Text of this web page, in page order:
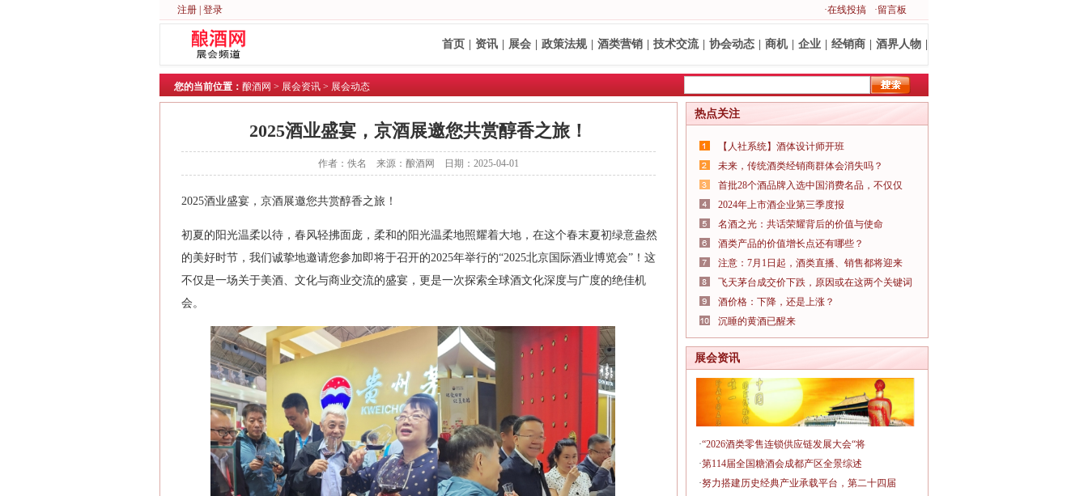
注册 登录 ·在线投搞 ·留言板
首页 资讯 展会 政策法规 酒类营销 技术交流 协会动态 商机 企业 经销商 酒界人物
您的当前位置： 酿酒网 > 展会资讯 > 展会动态
2025酒业盛宴，京酒展邀您共赏醇香之旅！
作者：佚名 来源：酿酒网 日期：2025-04-01
2025酒业盛宴，京酒展邀您共赏醇香之旅！
初夏的阳光温柔以待‌，春风轻拂面庞，柔和的阳光温柔地照耀着大地‌，在这个春末夏初绿意盎然
的美好时节，我们诚挚地邀请您参加即将于召开的2025年举行的“2025北京国际酒业博览会”！这
不仅是一场关于美酒、文化与商业交流的盛宴，更是一次探索全球酒文化深度与广度的绝佳机
会。
热点关注
【人社系统】酒体设计师开班
未来，传统酒类经销商群体会消失吗？
首批28个酒品牌入选中国消费名品，不仅仅
2024年上市酒企业第三季度报
名酒之光：共话荣耀背后的价值与使命
酒类产品的价值增长点还有哪些？
注意：7月1日起，酒类直播、销售都将迎来
飞天茅台成交价下跌，原因或在这两个关键词
酒价格：下降，还是上涨？
沉睡的黄酒已醒来
展会资讯
·“2026酒类零售连锁供应链发展大会“将
·第114届全国糖酒会成都产区全景综述
·努力搭建历史经典产业承载平台，第二十四届